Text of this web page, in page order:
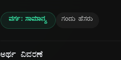
ವರ್ಗ: ಸಾಮಾನ್ಯ ಗಂಡು ಹೆಸರು
ಅರ್ಥ ವಿವರಣೆ